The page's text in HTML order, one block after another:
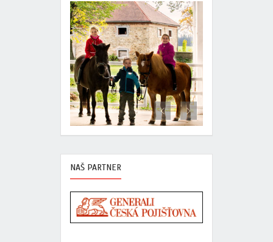
NAŠ PARTNER